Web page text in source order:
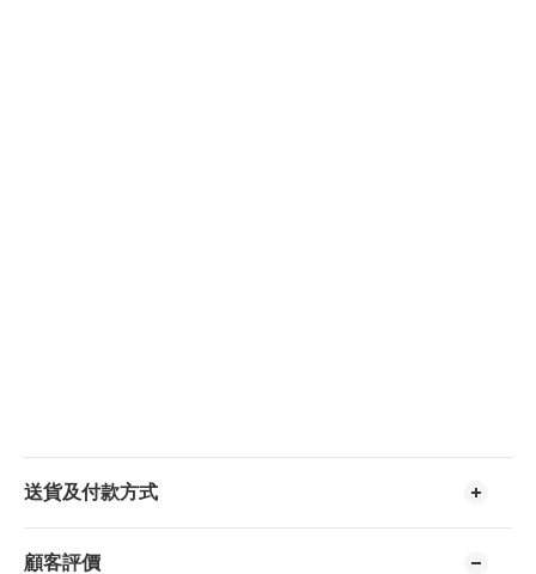
送貨及付款方式
顧客評價